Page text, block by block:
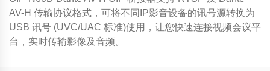
AV-H 传输协议格式，可将不同IP影音设备的讯号源转换为
USB 讯号 (UVC/UAC 标准)使用，让您快速连接视频会议平
台，实时传输影像及音频。